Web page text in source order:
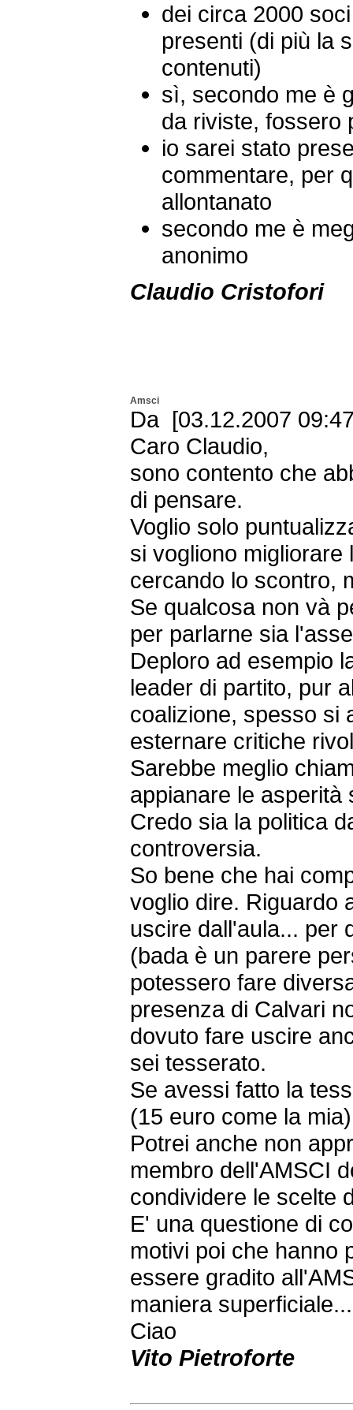
dei circa 2000
presenti (di più la
contenuti)
sì, secondo me è
da riviste, fossero
io sarei stato
commentare, per
allontanato
secondo me è
anonimo
Claudio Cristofori
Amsci
Da [03.12.2007
Caro Claudio,
sono contento che
di pensare.
Voglio solo
si vogliono migliorare
cercando lo scontro,
Se qualcosa non và
per parlarne sia
Deploro ad esempio
leader di partito, pur
coalizione, spesso si
esternare critiche
Sarebbe meglio
appianare le asperità
Credo sia la politica
controversia.
So bene che hai
voglio dire. Riguardo
uscire dall'aula... per
(bada è un parere
potessero fare
presenza di Calvari
dovuto fare uscire
sei tesserato.
Se avessi fatto la
(15 euro come la
Potrei anche non
membro dell'AMSCI
condividere le scelte
E' una questione di
motivi poi che hanno
essere gradito
maniera
Ciao
Vito Pietroforte